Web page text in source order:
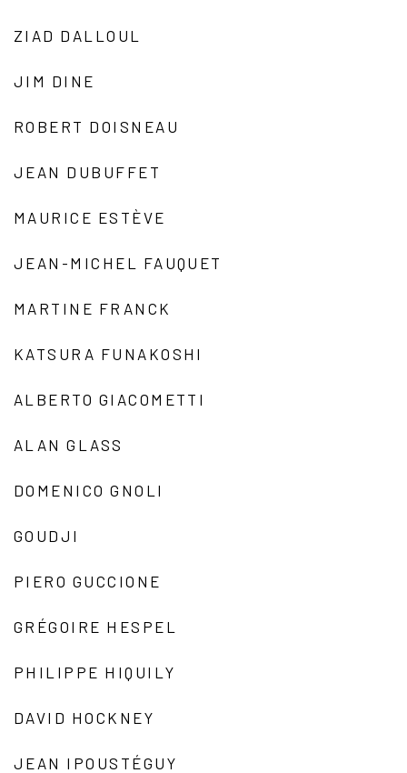
ZIAD DALLOUL
JIM DINE
ROBERT DOISNEAU
JEAN DUBUFFET
MAURICE ESTÈVE
JEAN-MICHEL FAUQUET
MARTINE FRANCK
KATSURA FUNAKOSHI
ALBERTO GIACOMETTI
ALAN GLASS
DOMENICO GNOLI
GOUDJI
PIERO GUCCIONE
GRÉGOIRE HESPEL
PHILIPPE HIQUILY
DAVID HOCKNEY
JEAN IPOUSTÉGUY